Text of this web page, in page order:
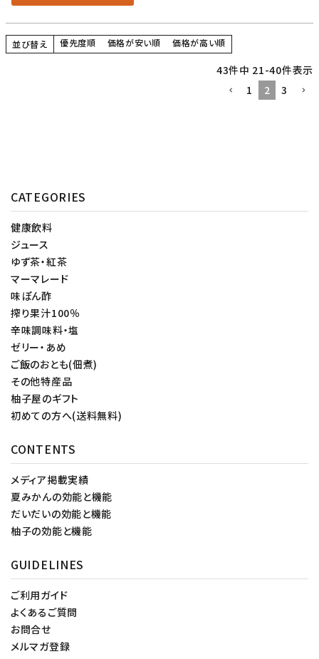
並び替え 優先度順 価格が安い順 価格が高い順
43件中 21-40件表示
1
2 3
CATEGORIES
健康飲料
ジュース
ゆず茶・紅茶
マーマレード
味ぽん酢
搾り果汁100％
辛味調味料・塩
ゼリー・あめ
ご飯のおとも(佃煮)
その他特産品
柚子屋のギフト
初めての方へ(送料無料)
CONTENTS
メディア掲載実績
夏みかんの効能と機能
だいだいの効能と機能
柚子の効能と機能
GUIDELINES
ご利用ガイド
よくあるご質問
お問合せ
メルマガ登録